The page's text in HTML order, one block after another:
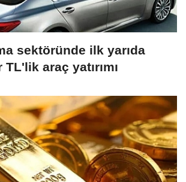
sektöründe ilk yarıda
araç yatırımı